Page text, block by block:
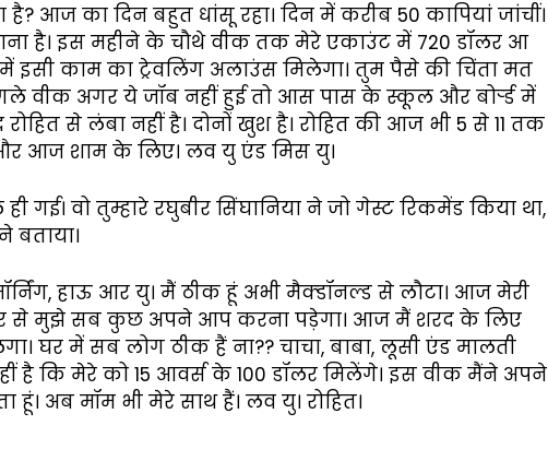
है? आज का दिन बहुत धांसू रहा। दिन में करीब 50 कापियां जांचीं।
है। इस महीने के चौथे वीक तक मेरे एकाउंट में 720 डॉलर आ
इसी काम का ट्रेवलिंग अलाउंस मिलेगा। तुम पैसे की चिंता मत
वीक अगर ये जॉब नहीं हुई तो आस पास के स्कूल और बोर्र्ड में
से लंबा नहीं है। दोनों खुश है। रोहित की आज भी 5 से 11 तक
आज शाम के लिए। लव यु एंड मिस यु।
गई। वो तुम्हारे रघुबीर सिंघानिया ने जो गेस्ट रिकमेंड किया था,
बताया।
हाऊ आर यु। मैं ठीक हूं अभी मैक्डॉनल्ड से लौटा। आज मेरी
से मुझे सब कुछ अपने आप करना पड़ेगा। आज मैं शरद के लिए
घर में सब लोग ठीक हैं ना?? चाचा, बाबा, लूसी एंड मालती
है कि मेरे को 15 आवर्स के 100 डॉलर मिलेंगे। इस वीक मैंने अपने
अब मॉम भी मेरे साथ हैं। लव यु। रोहित।